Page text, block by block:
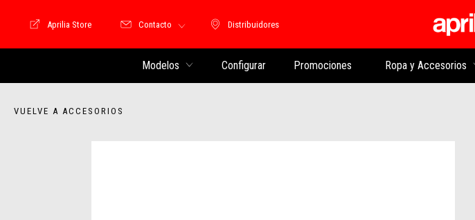
Distribuidores
Distribuidores
Store Motoguzzi
Aprilia Store Contacto
Modelos Configurar Promociones Ropa y Accesorios
VUELVE A ACCESORIOS